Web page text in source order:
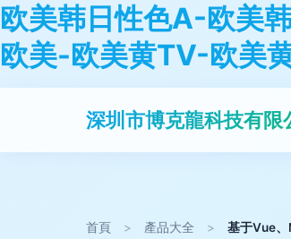
欧美韩日性色A-欧美
欧美-欧美黄TV-欧美
深圳市博克龍科技有限
首頁 > 產品大全 > 基于Vue